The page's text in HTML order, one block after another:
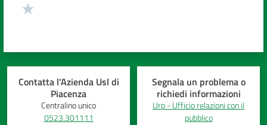
Contatta l'Azienda Usl di
Piacenza
Centralino unico
0523.301111
Segnala un problema o
richiedi informazioni
Urp - Ufficio relazioni con il
pubblico